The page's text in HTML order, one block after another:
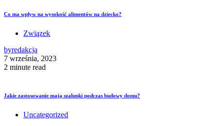
Co ma wpływ na wysokość alimentów na dziecko?
Związek
byredakcja
7 września, 2023
2 minute read
Jakie zastosowanie mają szalunki podczas budowy domu?
Uncategorized